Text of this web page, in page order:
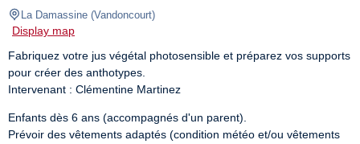
La Damassine (Vandoncourt)
Display map
Fabriquez votre jus végétal photosensible et préparez vos supports
pour créer des anthotypes.
Intervenant : Clémentine Martinez
Enfants dès 6 ans (accompagnés d'un parent).
Prévoir des vêtements adaptés (condition météo et/ou vêtements